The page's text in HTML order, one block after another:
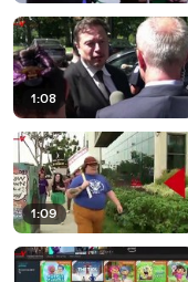
1:08
1:09